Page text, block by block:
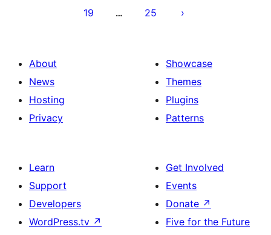
19 … 25
About
News
Hosting
Privacy
Showcase
Themes
Plugins
Patterns
Learn
Support
Developers
WordPress.tv ↗
Get Involved
Events
Donate ↗
Five for the Future